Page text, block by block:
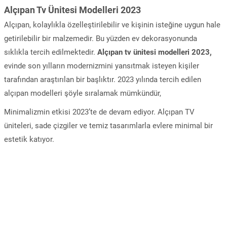
Alçıpan Tv Ünitesi Modelleri 2023
Alçıpan, kolaylıkla özelleştirilebilir ve kişinin isteğine uygun hale
getirilebilir bir malzemedir. Bu yüzden ev dekorasyonunda
sıklıkla tercih edilmektedir. Alçıpan tv ünitesi modelleri 2023,
evinde son yılların modernizmini yansıtmak isteyen kişiler
tarafından araştırılan bir başlıktır. 2023 yılında tercih edilen
alçıpan modelleri şöyle sıralamak mümkündür,
Minimalizmin etkisi 2023’te de devam ediyor. Alçıpan TV
üniteleri, sade çizgiler ve temiz tasarımlarla evlere minimal bir
estetik katıyor.